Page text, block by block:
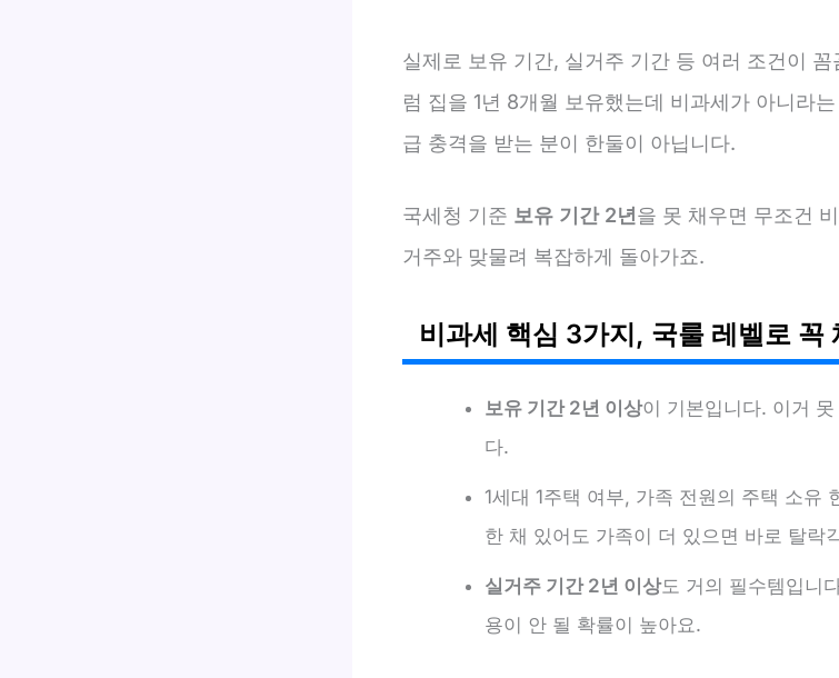
실제로 보유 기간, 실거주 기간 등 여러 조건이
럼 집을 1년 8개월 보유했는데 비과세가 아니라
급 충격을 받는 분이 한둘이 아닙니다.
국세청 기준 보유 기간 2년을 못 채우면 무조건
거주와 맞물려 복잡하게 돌아가죠.
비과세 핵심 3가지, 국룰 레벨로 꼭
보유 기간 2년 이상이 기본입니다. 이거
다.
1세대 1주택 여부, 가족 전원의 주택 소유
한 채 있어도 가족이 더 있으면 바로 탈락
실거주 기간 2년 이상도 거의 필수템입니
용이 안 될 확률이 높아요.